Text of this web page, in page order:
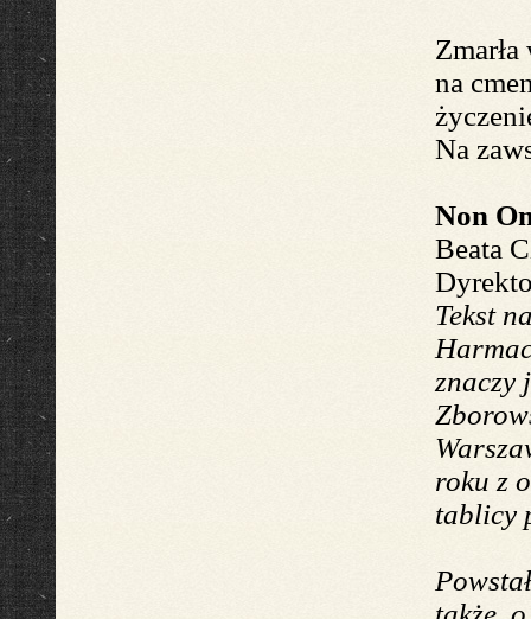
Zmarła
na
Na
Non O
Beata
Tekst
znaczy
roku z
tablicy